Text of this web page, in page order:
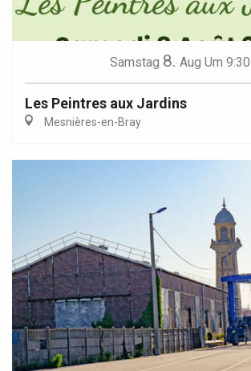
Samstag 8. Aug Um 9:30
Les Peintres aux Jardins
Mesnières-en-Bray